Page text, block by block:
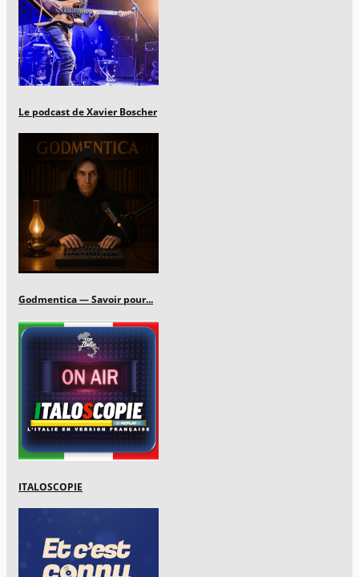
Le podcast de Xavier Boscher
Godmentica — Savoir pour...
ITALOSCOPIE